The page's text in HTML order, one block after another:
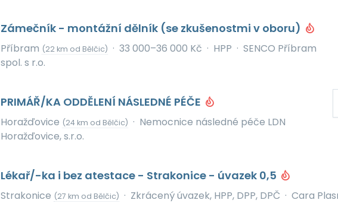
Zámečník - montážní dělník (se zkušenostmi v oboru)
Příbram (22 km od Bělčic) · 33 000–36 000 Kč · HPP · SENCO Příbram
spol. s r.o.
PRIMÁŘ/KA ODDĚLENÍ NÁSLEDNÉ PÉČE
Horažďovice (24 km od Bělčic) · Nemocnice následné péče LDN
Horažďovice, s.r.o.
Lékař/-ka i bez atestace - Strakonice - úvazek 0,5
Strakonice (27 km od Bělčic) · Zkrácený úvazek, HPP, DPP, DPČ · Cara